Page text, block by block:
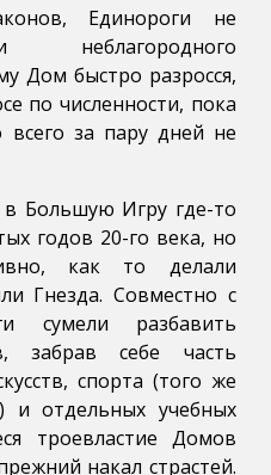
Единороги не
неблагородного
Дом быстро разросся,
по численности, пока
всего за пару дней не
Большую Игру где-то
годов 20-го века, но
как то делали
Гнезда. Совместно с
сумели разбавить
забрав себе часть
спорта (того же
и отдельных учебных
троевластие Домов
накал страстей.